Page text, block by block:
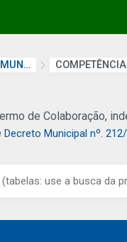
HMU – HOSPITAL MUNICIPAL UNIVERSITÁRIO
de Colaboração,
Decreto Municipal nº.